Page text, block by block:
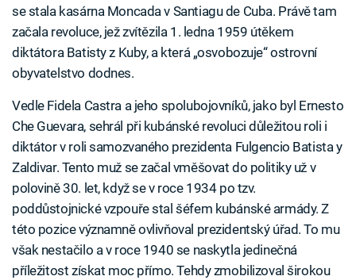
se stala kasárna Moncada v Santiagu de Cuba. Právě tam
začala revoluce, jež zvítězila 1. ledna 1959 útěkem
diktátora Batisty z Kuby, a která „osvobozuje“ ostrovní
obyvatelstvo dodnes.
Vedle Fidela Castra a jeho spolubojovníků, jako byl Ernesto
Che Guevara, sehrál při kubánské revoluci důležitou roli i
diktátor v roli samozvaného prezidenta Fulgencio Batista y
Zaldivar. Tento muž se začal vměšovat do politiky už v
polovině 30. let, když se v roce 1934 po tzv.
poddůstojnické vzpouře stal šéfem kubánské armády. Z
této pozice významně ovlivňoval prezidentský úřad. To mu
však nestačilo a v roce 1940 se naskytla jedinečná
příležitost získat moc přímo. Tehdy zmobilizoval širokou